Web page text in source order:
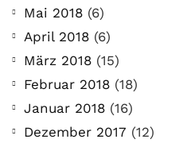
Mai 2018 (6)
April 2018 (6)
März 2018 (15)
Februar 2018 (18)
Januar 2018 (16)
Dezember 2017 (12)